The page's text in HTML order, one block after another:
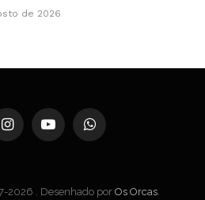
de 2026
InstagramYouTubeWhatsApp
2026 . Desenhado por Os Orcas.